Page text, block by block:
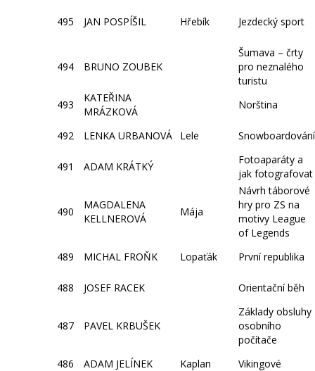
495 JAN POSPÍŠIL Hřebík Jezdecký sport
494 BRUNO ZOUBEK
Šumava – črty
pro neznalého
turistu
493
KATEŘINA
MRÁZKOVÁ
Norština
492 LENKA URBANOVÁ Lele Snowboardování
491 ADAM KRÁTKÝ
Fotoaparáty a
jak fotografovat
490
MAGDALENA
KELLNEROVÁ
Mája
Návrh táborové
hry pro ZS na
motivy League
of Legends
489
MICHAL FROŇK Lopaťák První republika
488 JOSEF RACEK Orientační běh
487 PAVEL KRBUŠEK
Základy obsluhy
osobního
počítače
486
ADAM JELÍNEK Kaplan Vikingové